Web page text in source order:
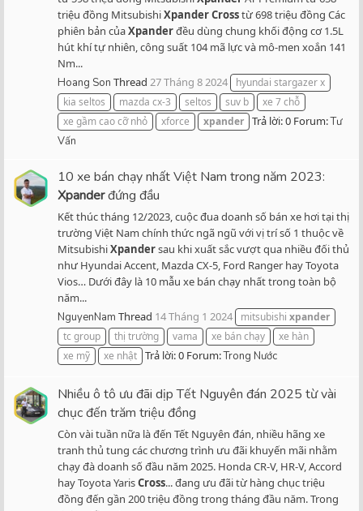
triệu đồng MitsubishiXpanderCrosstừ 698 triệu đồng Các
phiên bản củaXpanderđều dùng chung khối động cơ 1.5L
hút khí tự nhiên, công suất 104 mã lực và mô-men xoắn 141
Nm...
Hoang Son Thread 27 Tháng 8 2024
hyundai stargazer x
kia seltos
mazda cx-3 seltos suv b
xe 7 chỗ
xe gầm cao cỡ nhỏ
xforce xpander Trả lời: 0 Forum:Tư
Vấn
10 xe bán chạy nhất Việt Nam trong năm 2023:
Xpanderđứng đầu
Kết thúc tháng 12/2023, cuộc đua doanh số bán xe hơi tại thị
trường Việt Nam chính thức ngã ngũ với vị trí số 1 thuộc về
MitsubishiXpandersau khi xuất sắc vượt qua nhiều đối thủ
như Hyundai Accent, Mazda CX-5, Ford Ranger hay Toyota
Vios… Dưới đây là 10 mẫu xe bán chạy nhất trong toàn bộ
năm...
NguyenNam Thread 14 Tháng 1 2024 mitsubishi xpander
tc group
thị trường vama xe bán chạy
xe hàn
xe mỹ
xe nhật Trả lời: 0 Forum:Trong Nước
Nhiều ô tô ưu đãi dịp Tết Nguyên đán 2025 từ vài
chục đến trăm triệu đồng
Còn vài tuần nữa là đến Tết Nguyên đán, nhiều hãng xe
tranh thủ tung các chương trình ưu đãi khuyến mãi nhằm
chạy đà doanh số đầu năm 2025. Honda CR-V, HR-V, Accord
hay Toyota YarisCross... đang ưu đãi từ hàng chục triệu
đồng đến gần 200 triệu đồng trong tháng đầu năm. Trong